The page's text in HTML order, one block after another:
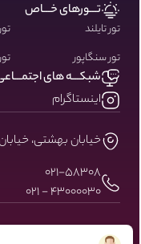
تـــورهای خـــاص
تور تایلند
تور سنگاپور
شبکـــه های
اینستاگرام
خيابان بهشتى، خيابان
۰۲۱-58308
43000030 - 021
کلیه حقوق مادی و